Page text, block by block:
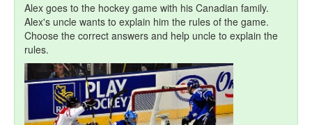
Alex goes to the hockey game with his Canadian family.
Alex's uncle wants to explain him the rules of the game.
Choose the correct answers and help uncle to explain the
rules.